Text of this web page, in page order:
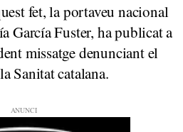
fet, la portaveu nacional
García Fuster, ha publicat a
missatge denunciant el
Sanitat catalana.